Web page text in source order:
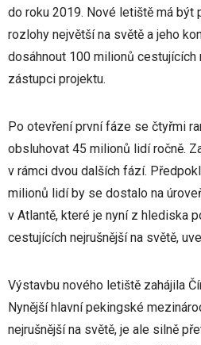
do roku 2019. Nové letiště má být
rozlohy největší na světě a jeho
dosáhnout 100 milionů cestujících
zástupci projektu.
Po otevření první fáze se čtyřmi
obsluhovat 45 milionů lidí ročně.
v rámci dvou dalších fází.
milionů lidí by se dostalo na
v Atlantě, které je nyní z hlediska
cestujících nejrušnější na světě,
Výstavbu nového letiště zahájila
Nynější hlavní pekingské
nejrušnější na světě, je ale silně